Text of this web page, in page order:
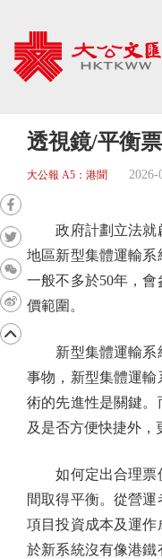
透視鏡/平衡
大公報 A5：港聞 2026-
政府計劃立法就
地區新型集體運輸
一般不多於50年，
價範圍。
新型集體運輸系
事物，新型集體運
術的先進性是關鍵
及是否方便快捷外，
如何定出合理票
間取得平衡。從營
項目投資成本及運
於新系統沒有像港